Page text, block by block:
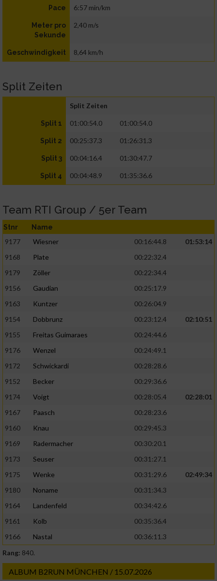
Pace 6:57 min/km
Meter pro
Sekunde
2,40 m/s
Geschwindigkeit 8,64 km/h
Split Zeiten
Split Zeiten
Split 1 01:00:54.0 01:00:54.0
Split 2 00:25:37.3 01:26:31.3
Split 3 00:04:16.4 01:30:47.7
Split 4 00:04:48.9 01:35:36.6
Team RTI Group / 5er Team
Stnr Name
9177 Wiesner 00:16:44.8
01:53:14
9168
Plate
00:22:32.4
9179
Zöller
00:22:34.4
9156
Gaudian
00:25:17.9
9163
Kuntzer
00:26:04.9
9154
Dobbrunz 00:23:12.4
02:10:51
9155
Freitas Guimaraes
00:24:44.6
9176
Wenzel
00:24:49.1
9172
Schwickardi
00:28:28.6
9152
Becker
00:29:36.6
9174
Voigt 00:28:05.4
02:28:01
9167
Paasch
00:28:23.6
9160
Knau
00:29:45.3
9169
Radermacher
00:30:20.1
9173
Seuser
00:31:27.1
9175
Wenke 00:31:29.6
02:49:34
9180
Noname
00:31:34.3
9164
Landenfeld
00:34:42.6
9161
Kolb
00:35:36.4
9166
Nastal
00:36:11.3
Rang: 840.
ALBUM B2RUN MÜNCHEN / 15.07.2026